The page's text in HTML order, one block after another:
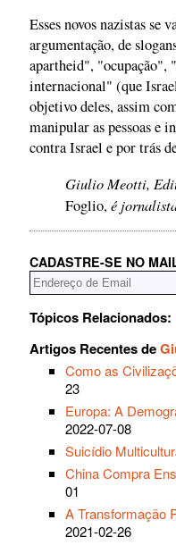
Esses novos nazistas se
argumentação, de
apartheid",
internacional" (que
objetivo deles, assim
manipular as pessoas e
contra Israel e por trás
Giulio Meotti,
Foglio,é
CADASTRE-SE NO
Tópicos Relacionados:
Artigos Recentes de
Como as
23
Europa: A
2022-07-08
Suicídio
China Compra
01
A Transformação
2021-02-26